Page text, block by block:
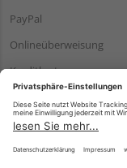
PayPal
Onlineüberweisung
Kreditkarte
*Bonität vorausgesetzt